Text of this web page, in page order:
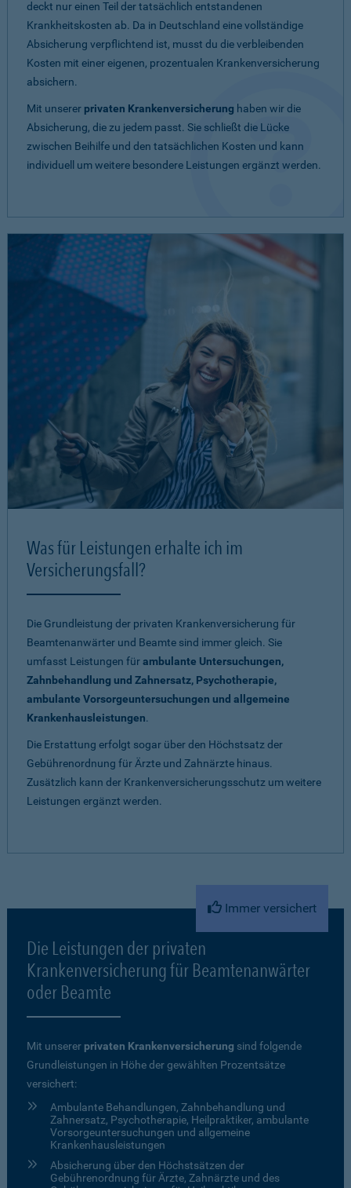
deckt nur einen Teil der tatsächlich entstandenen
Krankheitskosten ab. Da in Deutschland eine vollständige
Absicherung verpflichtend ist, musst du die verbleibenden
Kosten mit einer eigenen, prozentualen Krankenversicherung
absichern.
Mit unserer privaten Krankenversicherung haben wir die
Absicherung, die zu jedem passt. Sie schließt die Lücke
zwischen Beihilfe und den tatsächlichen Kosten und kann
individuell um weitere besondere Leistungen ergänzt werden.
Was für Leistungen erhalte ich im
Versicherungsfall?
Die Grundleistung der privaten Krankenversicherung für
Beamtenanwärter und Beamte sind immer gleich. Sie
umfasst Leistungen fürambulante Untersuchungen,
Zahnbehandlung und Zahnersatz, Psychotherapie,
ambulante Vorsorgeuntersuchungen und allgemeine
Krankenhausleistungen.
Die Erstattung erfolgt sogar über den Höchstsatz der
Gebührenordnung für Ärzte und Zahnärzte hinaus.
Zusätzlich kann der Krankenversicherungsschutz um weitere
Leistungen ergänzt werden.
Immer versichert
Die Leistungen der privaten
Krankenversicherung für Beamtenanwärter
oder Beamte
Mit unserer privaten Krankenversicherung sind folgende
Grundleistungen in Höhe der gewählten Prozentsätze
versichert:
Ambulante Behandlungen, Zahnbehandlung und
Zahnersatz, Psychotherapie, Heilpraktiker, ambulante
Vorsorgeuntersuchungen und allgemeine
Krankenhausleistungen
Absicherung über den Höchstsätzen der
Gebührenordnung für Ärzte, Zahnärzte und des